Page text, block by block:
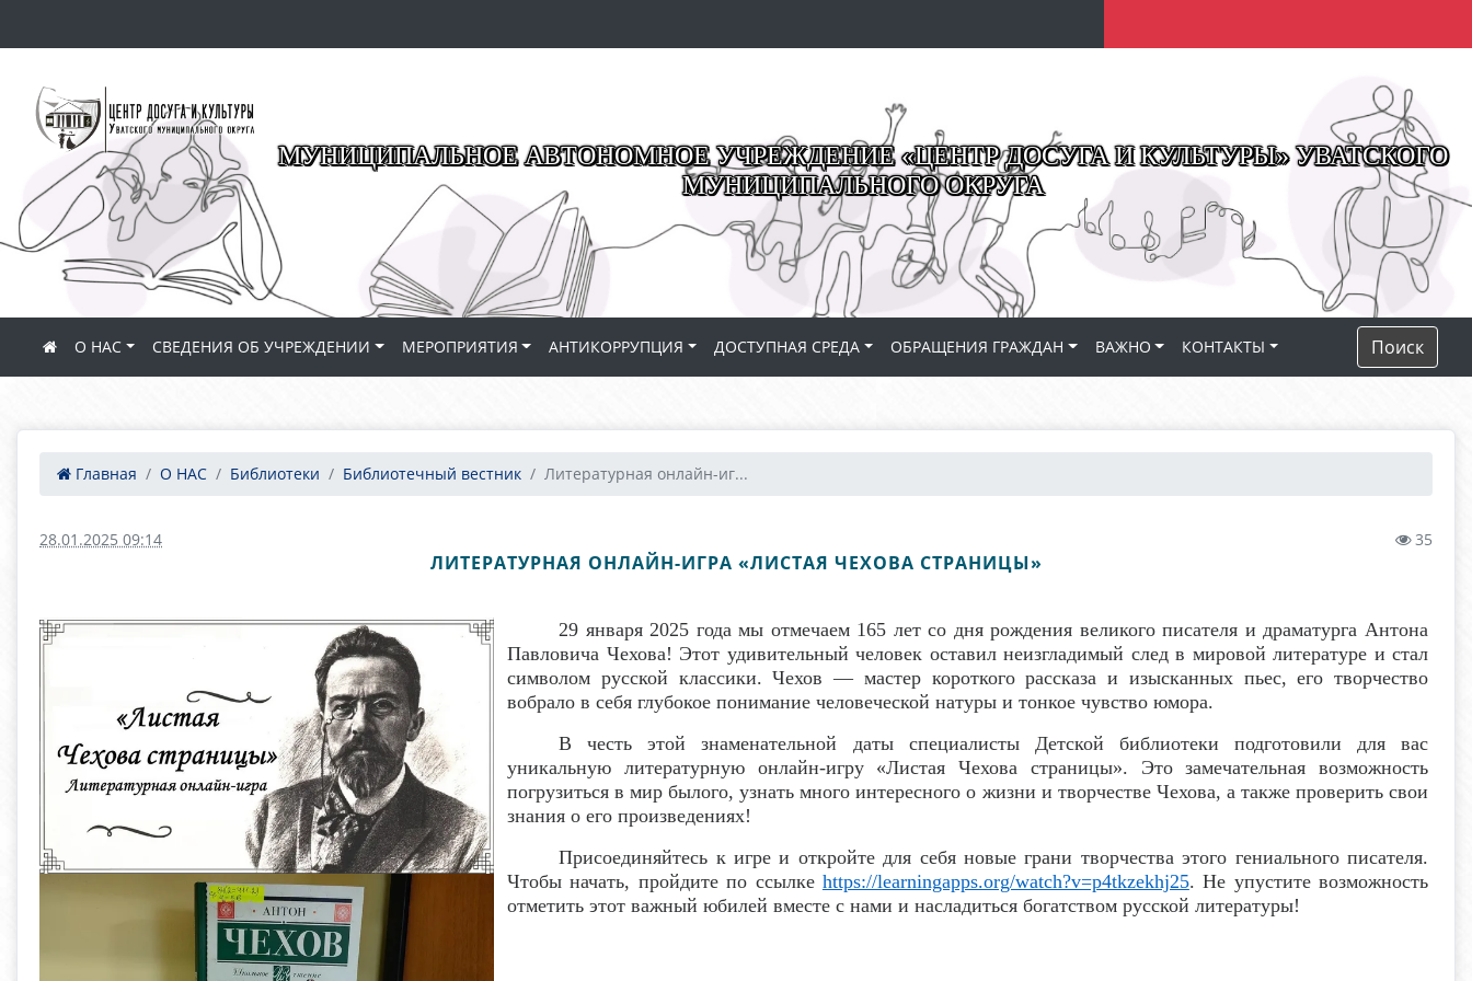
МУНИЦИПАЛЬНОЕ АВТОНОМНОЕ УЧРЕЖДЕНИЕ «ЦЕНТР ДОСУГА И КУЛЬТУРЫ» УВАТСКОГО
МУНИЦИПАЛЬНОГО ОКРУГА
О НАС СВЕДЕНИЯ ОБ УЧРЕЖДЕНИИ МЕРОПРИЯТИЯ АНТИКОРРУПЦИЯ ДОСТУПНАЯ СРЕДА ОБРАЩЕНИЯ ГРАЖДАН ВАЖНО КОНТАКТЫ Поиск
Главная О НАС Библиотеки Библиотечный вестник Литературная онлайн-иг...
28.01.2025 09:14 35
ЛИТЕРАТУРНАЯ ОНЛАЙН-ИГРА «ЛИСТАЯ ЧЕХОВА СТРАНИЦЫ»
29 января 2025 года мы отмечаем 165 лет со дня рождения великого писателя и драматурга Антона
Павловича Чехова! Этот удивительный человек оставил неизгладимый след в мировой литературе и стал
символом русской классики. Чехов — мастер короткого рассказа и изысканных пьес, его творчество
вобрало в себя глубокое понимание человеческой натуры и тонкое чувство юмора.
В честь этой знаменательной даты специалисты Детской библиотеки подготовили для вас
уникальную литературную онлайн-игру «Листая Чехова страницы». Это замечательная возможность
погрузиться в мир былого, узнать много интересного о жизни и творчестве Чехова, а также проверить свои
знания о его произведениях!
Присоединяйтесь к игре и откройте для себя новые грани творчества этого гениального писателя.
Чтобы начать, пройдите по ссылке https://learningapps.org/watch?v=p4tkzekhj25. Не упустите возможность
отметить этот важный юбилей вместе с нами и насладиться богатством русской литературы!